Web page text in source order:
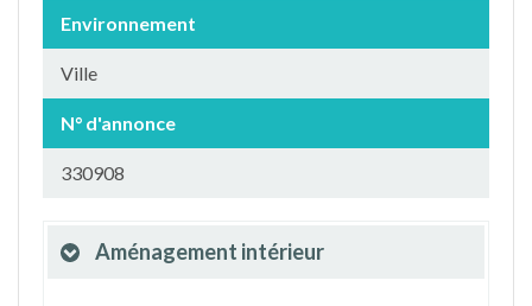
Environnement
Ville
N° d'annonce
330908
Aménagement intérieur